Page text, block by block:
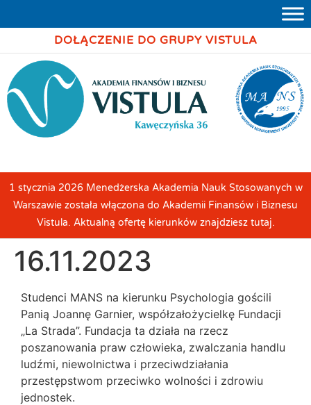
DOŁĄCZENIE DO GRUPY VISTULA
1 stycznia 2026 Menedżerska Akademia Nauk Stosowanych w
Warszawie została włączona do Akademii Finansów i Biznesu
Vistula. Aktualną ofertę kierunków znajdziesz tutaj.
16.11.2023
Studenci MANS na kierunku Psychologia gościli
Panią Joannę Garnier, współzałożycielkę Fundacji
„La Strada”. Fundacja ta działa na rzecz
poszanowania praw człowieka, zwalczania handlu
ludźmi, niewolnictwa i przeciwdziałania
przestępstwom przeciwko wolności i zdrowiu
jednostek.